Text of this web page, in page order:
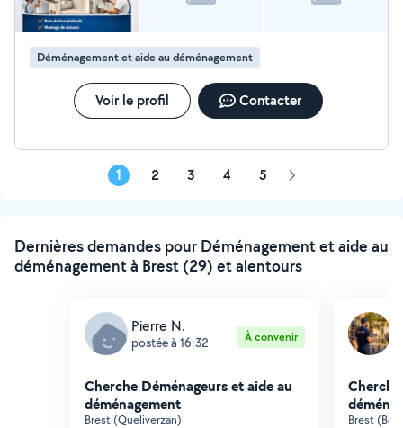
Déménagement et aide au déménagement
Voir le profil Contacter
1 2 3 4 5 Page
Dernières demandes pour Déménagement et aide au
déménagement à Brest (29) et alentours
Pierre N.
postée à 16:32 À convenir
Cherche Déménageurs et aide au
déménagement
Brest (Queliverzan)
Brest